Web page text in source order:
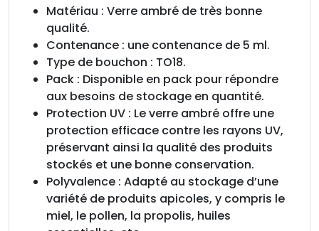
Matériau : Verre ambré de très bonne
qualité.
Contenance : une contenance de 5 ml.
Type de bouchon : TO18.
Pack : Disponible en pack pour répondre
aux besoins de stockage en quantité.
Protection UV : Le verre ambré offre une
protection efficace contre les rayons UV,
préservant ainsi la qualité des produits
stockés et une bonne conservation.
Polyvalence : Adapté au stockage d’une
variété de produits apicoles, y compris le
miel, le pollen, la propolis, huiles